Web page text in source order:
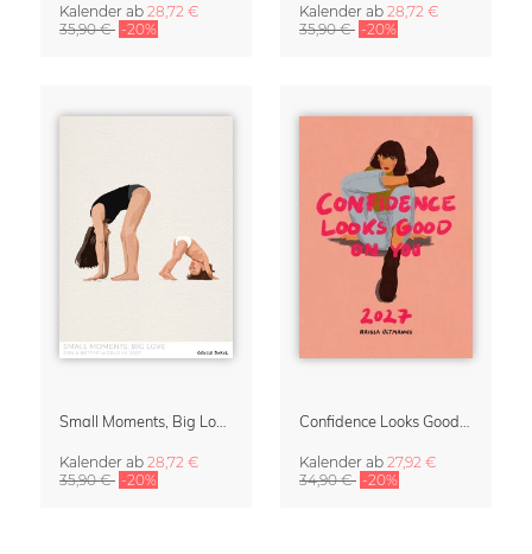
Kalender ab 28,72 €
35,90 € -20%
Kalender ab 28,72 €
35,90 € -20%
Kalender ab 28,72 €
35,90 € -20%
Kalender ab 27,92 €
34,90 € -20%